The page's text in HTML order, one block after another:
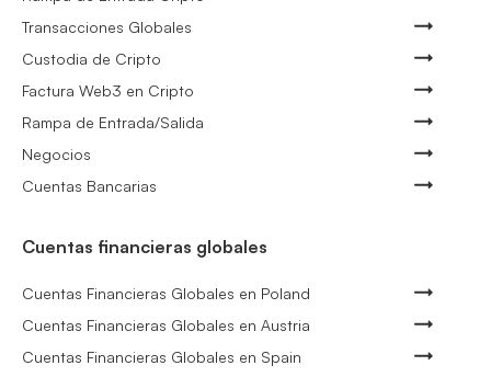
Transacciones Globales
Custodia de Cripto
Factura Web3 en Cripto
Rampa de Entrada/Salida
Negocios
Cuentas Bancarias
Cuentas financieras globales
Cuentas Financieras Globales en Poland
Cuentas Financieras Globales en Austria
Cuentas Financieras Globales en Spain